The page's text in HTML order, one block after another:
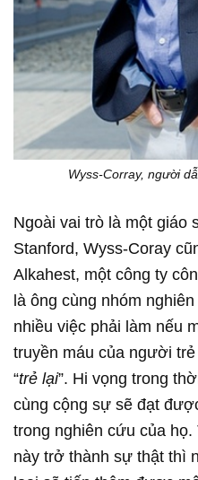
Wyss-Corray, người
Ngoài vai trò là một
Stanford, Wyss-Coray
Alkahest, một công ty
là ông cùng nhóm
nhiều việc phải làm nếu
truyền máu của người
“trẻ lại”. Hi vọng trong
cùng cộng sự sẽ đạt
trong nghiên cứu của
này trở thành sự thật thì